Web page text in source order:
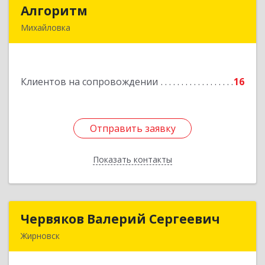
Алгоритм
Михайловка
Клиентов на сопровождении 16
Отправить заявку
Показать контакты
Отправить заявку
Назад
Червяков Валерий Сергеевич
Жирновск
Червяков Валерий Сергеевич